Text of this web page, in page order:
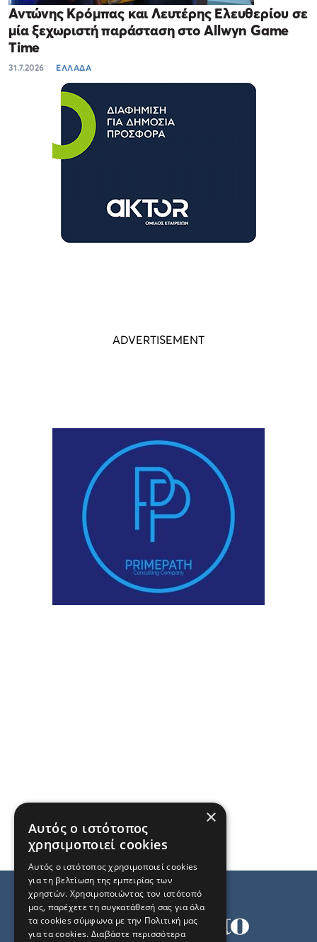
Αντώνης Κρόμπας και Λευτέρης Ελευθερίου σε
μία ξεχωριστή παράσταση στο Allwyn Game
Time
31.7.2026 ΕΛΛΑΔΑ
×
Αυτός ο ιστότοπος
χρησιμοποιεί cookies
Αυτός ο ιστότοπος χρησιμοποιεί cookies
για τη βελτίωση της εμπειρίας των
χρηστών. Χρησιμοποιώντας τον ιστότοπό
μας, παρέχετε τη συγκατάθεσή σας για όλα
τα cookies σύμφωνα με την Πολιτική μας
για τα cookies. Διαβάστε περισσότερα